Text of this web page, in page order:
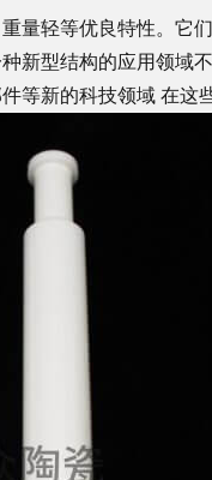
量轻等优良特性。它
新型结构的应用领域
等新的科技领域 在这